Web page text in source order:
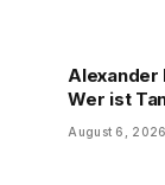
Alexander
Wer ist
August 6, 2026